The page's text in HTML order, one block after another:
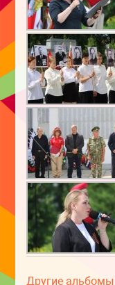
Другие альбомы